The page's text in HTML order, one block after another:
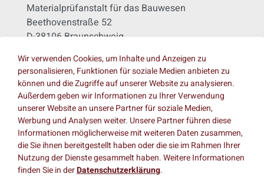
Materialprüfanstalt für das Bauwesen
Beethovenstraße 52
D-38106 Braunschweig
KONTAKT
info@mpa.tu-bs.de
Tel.: +49 531 391-5400
Fax: +49 531 391-5900
INFORMATIONEN
Wir verwenden Cookies, um Inhalte und Anzeigen zu
personalisieren, Funktionen für soziale Medien anbieten zu
können und die Zugriffe auf unserer Website zu analysieren.
Außerdem geben wir Informationen zu Ihrer Verwendung
unserer Website an unsere Partner für soziale Medien,
Werbung und Analysen weiter. Unsere Partner führen diese
Informationen möglicherweise mit weiteren Daten zusammen,
die Sie ihnen bereitgestellt haben oder die sie im Rahmen Ihrer
Nutzung der Dienste gesammelt haben. Weitere Informationen
finden Sie in derDatenschutzerklärung.